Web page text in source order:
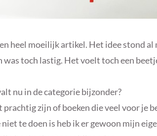
heel moeilijk artikel. Het idee stond
was toch lastig. Het voelt toch een
nu in de categorie bijzonder?
prachtig zijn of boeken die veel voor je
niet te doen is heb ik er gewoon mijn